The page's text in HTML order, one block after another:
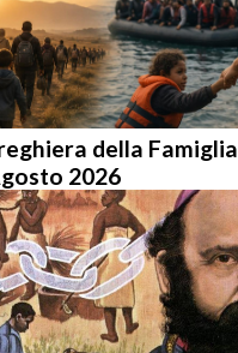
della Famiglia
2026